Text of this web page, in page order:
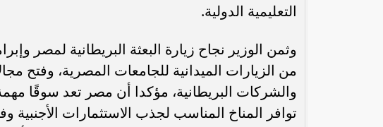
التعليمية الدولية.
وثمن الوزير نجاح زيارة البعثة البريطانية لمصر
من الزيارات الميدانية للجامعات المصرية، وفتح
والشركات البريطانية، مؤكدا أن مصر تعد سوقًا
توافر المناخ المناسب لجذب الاستثمارات الأجنبية